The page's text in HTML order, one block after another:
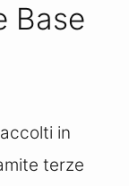
Base
in
terze